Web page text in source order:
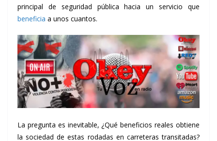
principal de seguridad pública hacia un servicio que
beneficia a unos cuantos.
La pregunta es inevitable, ¿Qué beneficios reales obtiene
la sociedad de estas rodadas en carreteras transitadas?